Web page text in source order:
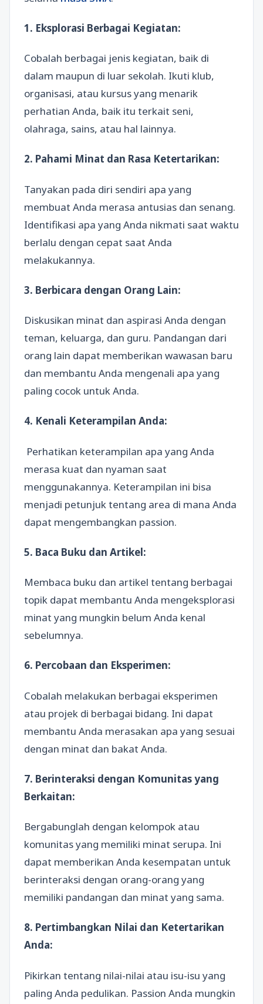
1. Eksplorasi Berbagai Kegiatan:
Cobalah berbagai jenis kegiatan, baik di
dalam maupun di luar sekolah. Ikuti klub,
organisasi, atau kursus yang menarik
perhatian Anda, baik itu terkait seni,
olahraga, sains, atau hal lainnya.
2. Pahami Minat dan Rasa Ketertarikan:
Tanyakan pada diri sendiri apa yang
membuat Anda merasa antusias dan senang.
Identifikasi apa yang Anda nikmati saat waktu
berlalu dengan cepat saat Anda
melakukannya.
3. Berbicara dengan Orang Lain:
Diskusikan minat dan aspirasi Anda dengan
teman, keluarga, dan guru. Pandangan dari
orang lain dapat memberikan wawasan baru
dan membantu Anda mengenali apa yang
paling cocok untuk Anda.
4. Kenali Keterampilan Anda:
Perhatikan keterampilan apa yang Anda
merasa kuat dan nyaman saat
menggunakannya. Keterampilan ini bisa
menjadi petunjuk tentang area di mana Anda
dapat mengembangkan passion.
5. Baca Buku dan Artikel:
Membaca buku dan artikel tentang berbagai
topik dapat membantu Anda mengeksplorasi
minat yang mungkin belum Anda kenal
sebelumnya.
6. Percobaan dan Eksperimen:
Cobalah melakukan berbagai eksperimen
atau projek di berbagai bidang. Ini dapat
membantu Anda merasakan apa yang sesuai
dengan minat dan bakat Anda.
7. Berinteraksi dengan Komunitas yang
Berkaitan:
Bergabunglah dengan kelompok atau
komunitas yang memiliki minat serupa. Ini
dapat memberikan Anda kesempatan untuk
berinteraksi dengan orang-orang yang
memiliki pandangan dan minat yang sama.
8. Pertimbangkan Nilai dan Ketertarikan
Anda:
Pikirkan tentang nilai-nilai atau isu-isu yang
paling Anda pedulikan. Passion Anda mungkin